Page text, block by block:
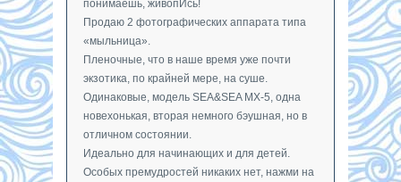
понимаешь, живопИсь!
Продаю 2 фотографических аппарата типа
«мыльница».
Пленочные, что в наше время уже почти
экзотика, по крайней мере, на суше.
Одинаковые, модель SEA&SEA MX-5, одна
новехонькая, вторая немного бэушная, но в
отличном состоянии.
Идеально для начинающих и для детей.
Особых премудростей никаких нет, нажми на